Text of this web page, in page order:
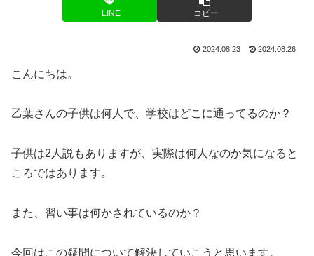
LINE コピー
2024.08.23 2024.08.26
こんにちは。
乙葉さんの子供は何人で、学校はどこに通ってるのか？
子供は2人説もありますが、実際は何人なのか気になると
ころではあります。
また、習い事は何かされているのか？
今回はこの疑問について解決していこうと思います。